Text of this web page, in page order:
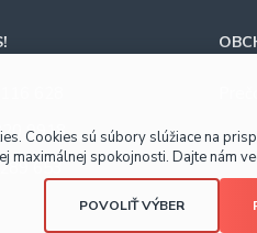
9918
653
Cookies sú súbory slúžiace na
maximálnej spokojnosti. Dajte nám
POVOLIŤ VÝBER